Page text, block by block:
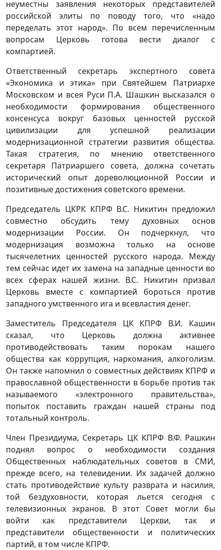
неуместны заявления некоторых представителей
российской элиты по поводу того, что «надо
переделать этот народ». По всем перечисленным
вопросам Церковь готова вести диалог с
компартией.
Ответственный секретарь экспертного совета
«Экономика и этика» при Святейшем Патриархе
Московском и всея Руси П.А. Шашкин высказался о
необходимости формирования общественного
консенсуса вокруг базовых ценностей русской
цивилизации для успешной реализации
модернизационной стратегии развития общества.
Такая стратегия, по мнению ответственного
секретаря Патриаршего совета, должна сочетать
исторический опыт дореволюционной России и
позитивные достижения советского времени.
Председатель ЦКРК КПРФ В.С. Никитин предложил
совместно обсудить тему духовных основ
модернизации России. Он подчеркнул, что
модернизация возможна только на основе
тысячелетних ценностей русского народа. Между
тем сейчас идет их замена на западные ценности во
всех сферах нашей жизни. В.С. Никитин призвал
Церковь вместе с компартией бороться против
западного умственного ига и всевластия денег.
Заместитель Председателя ЦК КПРФ В.И. Кашин
сказал, что Церковь должна активнее
противодействовать таким порокам нашего
общества как коррупция, наркомания, алкоголизм.
Он также напомнил о совместных действиях КПРФ и
православной общественности в борьбе против так
называемого «электронного правительства»,
попыток поставить граждан нашей страны под
тотальный контроль.
Член Президиума, Секретарь ЦК КПРФ В.Ф. Рашкин
поднял вопрос о необходимости создания
Общественных наблюдательных советов в СМИ,
прежде всего, на телевидении. Их задачей должно
стать противодействие культу разврата и насилия,
той бездуховности, которая льется сегодня с
телевизионных экранов. В этот Совет могли бы
войти как представители Церкви, так и
представители общественности и политических
партий, в том числе КПРФ.